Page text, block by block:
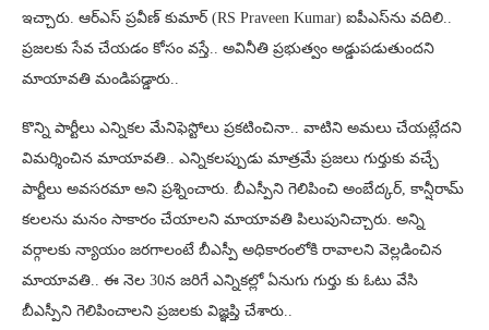
ఇచ్చారు. ఆర్ఎస్ ప్రవీణ్ కుమార్ (RS Praveen Kumar) ఐపీఎస్‌ను వదిలి..
ప్రజలకు సేవ చేయడం కోసం వస్తే.. అవినీతి ప్రభుత్వం అడ్డుపడుతుందని
మాయావతి మండిపడ్డారు..
కొన్ని పార్టీలు ఎన్నికల మేనిఫెస్టోలు ప్రకటించినా.. వాటిని అమలు చేయట్లేదని
విమర్శించిన మాయావతి.. ఎన్నికలప్పుడు మాత్రమే ప్రజలు గుర్తుకు వచ్చే
పార్టీలు అవసరమా అని ప్రశ్నించారు. బీఎస్పీని గెలిపించి అంబేద్కర్, కాన్షీరామ్
కలలను మనం సాకారం చేయాలని మాయావతి పిలుపునిచ్చారు. అన్ని
వర్గాలకు న్యాయం జరగాలంటే బీఎస్పీ అధికారంలోకి రావాలని వెల్లడించిన
మాయావతి.. ఈ నెల 30న జరిగే ఎన్నికల్లో ఏనుగు గుర్తు కు ఓటు వేసి
బీఎస్పీని గెలిపించాలని ప్రజలకు విజ్ఞప్తి చేశారు..